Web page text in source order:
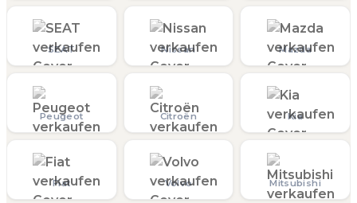
SEAT Nissan Mazda
Peugeot Citroën Kia
Fiat Volvo Mitsubishi